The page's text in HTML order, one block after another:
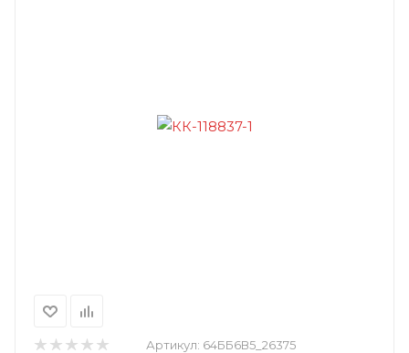
Артикул: 64ББ6В5_26375